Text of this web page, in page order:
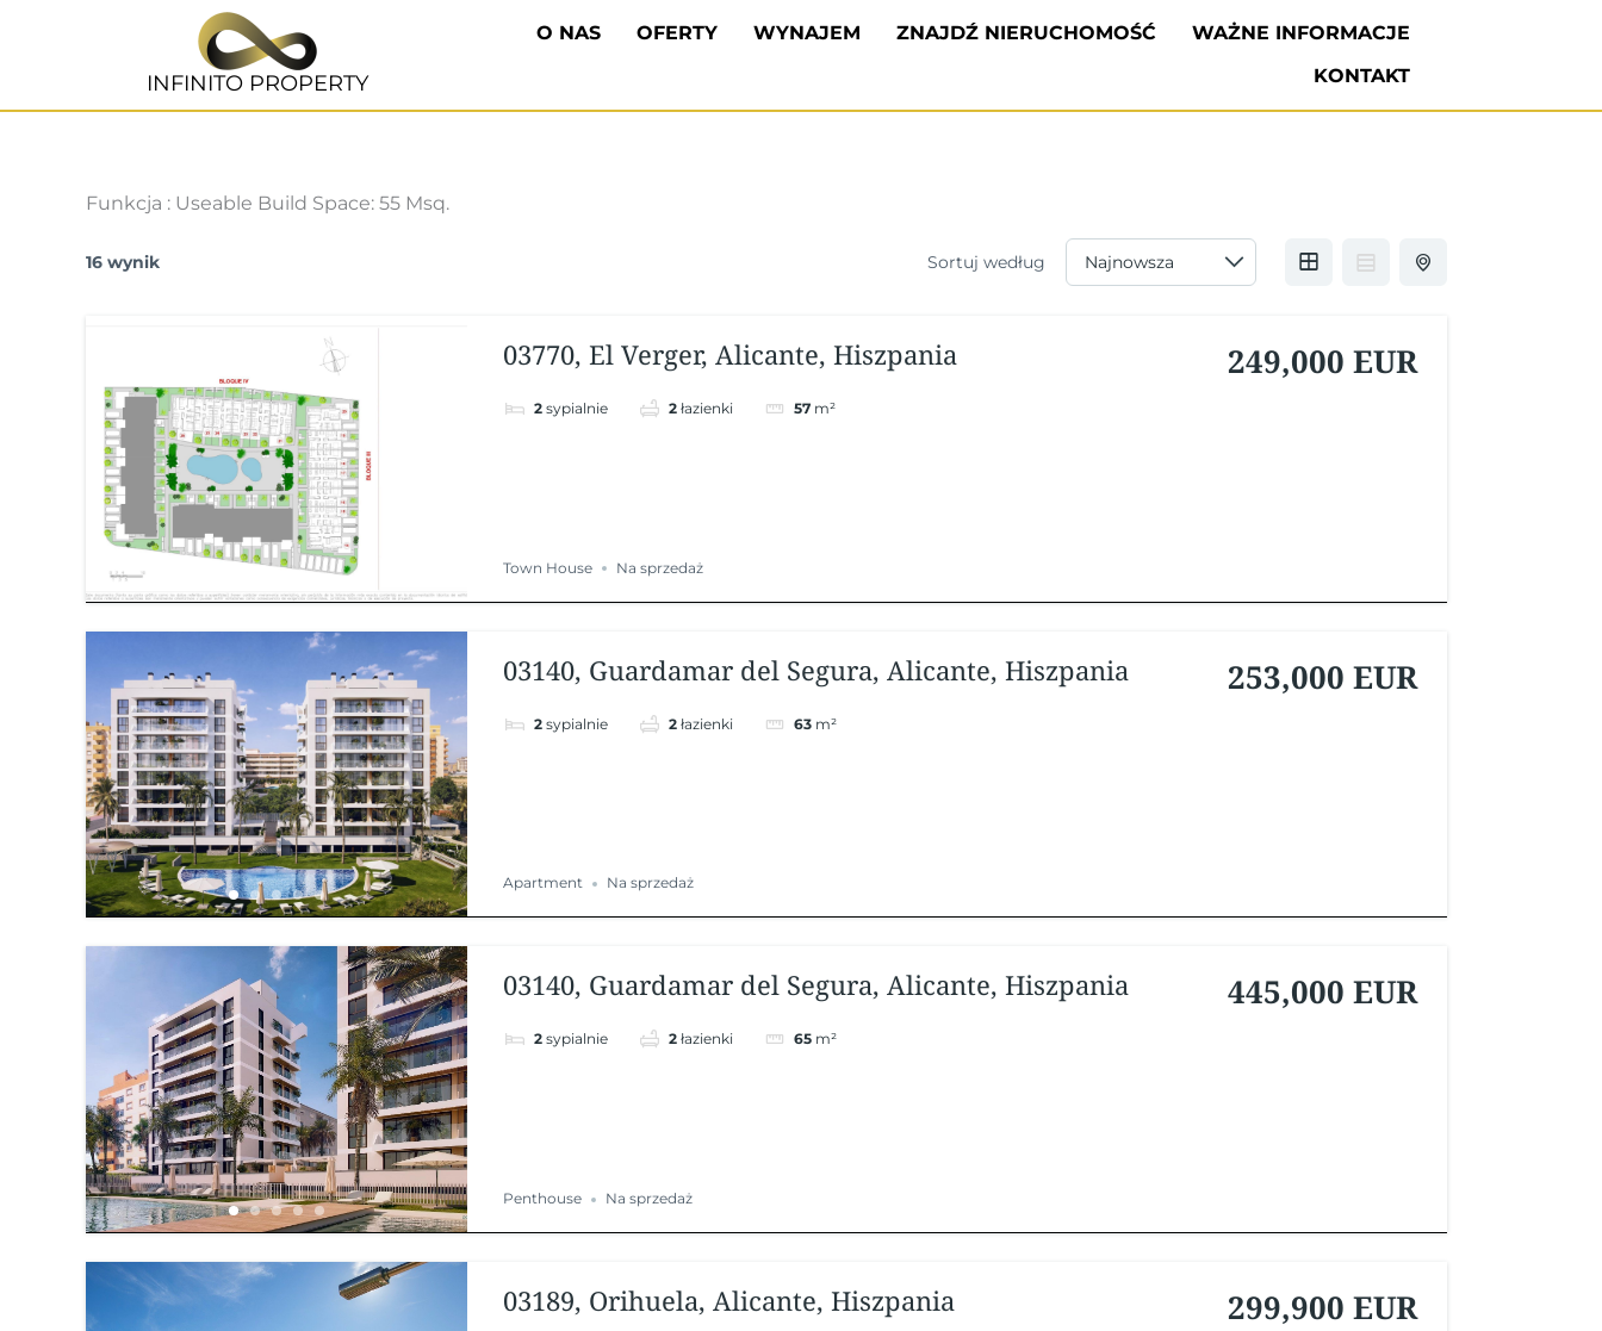
INFINITO PROPERTY
O NAS OFERTY WYNAJEM ZNAJDŹ NIERUCHOMOŚĆ
WAŻNE INFORMACJE
KONTAKT
Funkcja : Useable Build Space: 55 Msq.
16 wynik Sortuj według
03770, El Verger, Alicante, Hiszpania
2 sypialnie 2 łazienki 57 m²
249,000 EUR
Town House Na sprzedaż
03140, Guardamar del Segura, Alicante, Hiszpania
2 sypialnie 2 łazienki 63 m²
253,000 EUR
Apartment Na sprzedaż
03140, Guardamar del Segura, Alicante, Hiszpania
2 sypialnie 2 łazienki 65 m²
445,000 EUR
Penthouse Na sprzedaż
03189, Orihuela, Alicante, Hiszpania 299,900 EUR